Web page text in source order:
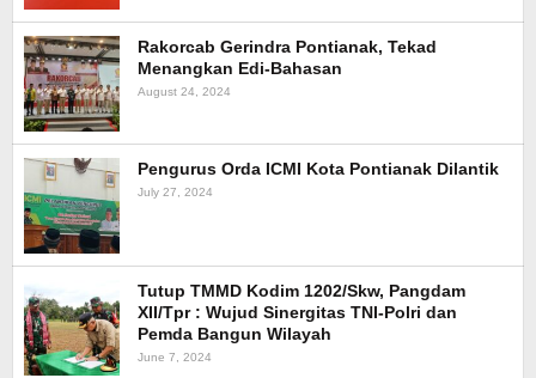
Rakorcab Gerindra Pontianak, Tekad
Menangkan Edi-Bahasan
August 24, 2024
Pengurus Orda ICMI Kota Pontianak Dilantik
July 27, 2024
Tutup TMMD Kodim 1202/Skw, Pangdam
XII/Tpr : Wujud Sinergitas TNI-Polri dan
Pemda Bangun Wilayah
June 7, 2024